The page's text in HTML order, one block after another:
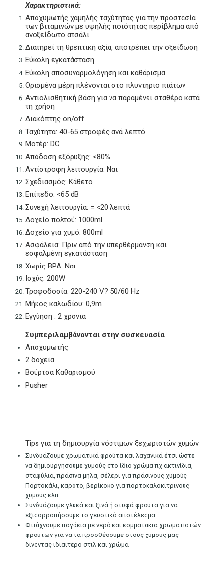
Χαρακτηριστικά:
Αποχυμωτής χαμηλής ταχύτητας για την προστασία
των βιταμινών με υψηλής ποιότητας περίβλημα από
ανοξείδωτο ατσάλι
Διατηρεί τη θρεπτική αξία, αποτρέπει την οξείδωση
Εύκολη εγκατάσταση
Εύκολη αποσυναρμολόγηση και καθάρισμα
Ορισμένα μέρη πλένονται στο πλυντήριο πιάτων
Αντιολισθητική βάση για να παραμένει σταθέρο κατά
τη χρήση
Διακόπτης on/off
Ταχύτητα: 40-65 στροφές ανά λεπτό
Μοτέρ: DC
Απόδοση εξόρυξης: <80%
Αντίστροφη λειτουργία: Ναι
Σχεδιασμός: Κάθετο
Επίπεδο: <65 dB
Συνεχή λειτουργία: = <20 λεπτά
Δοχείο πολτού: 1000ml
Δοχείο για χυμό: 800ml
Ασφάλεια: Πριν από την υπερθέρμανση και
εσφαλμένη εγκατάσταση
Χωρίς ΒΡΑ: Ναι
Ισχύς: 200W
Τροφοδοσία: 220-240 V? 50/60 Hz
Μήκος καλωδίου: 0,9m
Εγγύηση : 2 χρόνια
Συμπεριλαμβάνονται στην συσκευασία
Αποχυμωτής
2 δοχεία
Βούρτσα Καθαρισμού
Pusher
Tips για τη δημιουργία νόστιμων ξεχωριστών χυμών
Συνδυάζουμε χρωματικά φρούτα και λαχανικά έτσι ώστε
να δημιουργήσουμε χυμούς στο ίδιο χρώμα πχ ακτινίδια,
σταφύλια, πράσινα μήλα, σέλερι για πράσινους χυμούς
Πορτοκάλι, καρότο, βερίκοκο για πορτοκαλοκίτρινους
χυμούς κλπ.
Συνδυάζουμε γλυκά και ξινά ή στυφά φρούτα για να
εξισορροπήσουμε το γευστικό αποτέλεσμα
Φτιάχνουμε παγάκια με νερό και κομματάκια χρωματιστών
φρούτων για να τα προσθέσουμε στους χυμούς μας
δίνοντας ιδιαίτερο στιλ και χρώμα